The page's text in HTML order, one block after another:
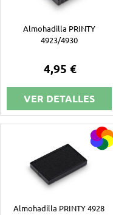
Almohadilla PRINTY
4923/4930
4,95 €
VER DETALLES
Almohadilla PRINTY 4928